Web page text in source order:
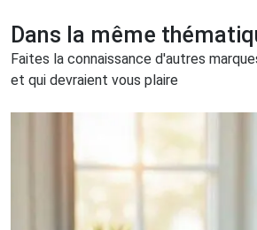
Dans la même
Faites la connaissance d'autres
et qui devraient vous plaire